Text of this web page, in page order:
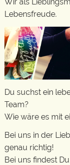
Lebensfreude.
Du suchst ein
Team?
Wie wäre es mit
Bei uns in der
genau richtig!
Bei uns findest